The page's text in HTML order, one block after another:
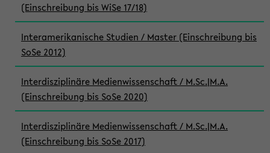
(Einschreibung bis WiSe 17/18)
Interamerikanische Studien / Master (Einschreibung bis
SoSe 2012)
Interdisziplinäre Medienwissenschaft / M.Sc.|M.A.
(Einschreibung bis SoSe 2020)
Interdisziplinäre Medienwissenschaft / M.Sc.|M.A.
(Einschreibung bis SoSe 2017)